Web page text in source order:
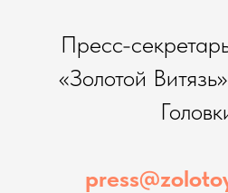
Пресс-
«Золотой